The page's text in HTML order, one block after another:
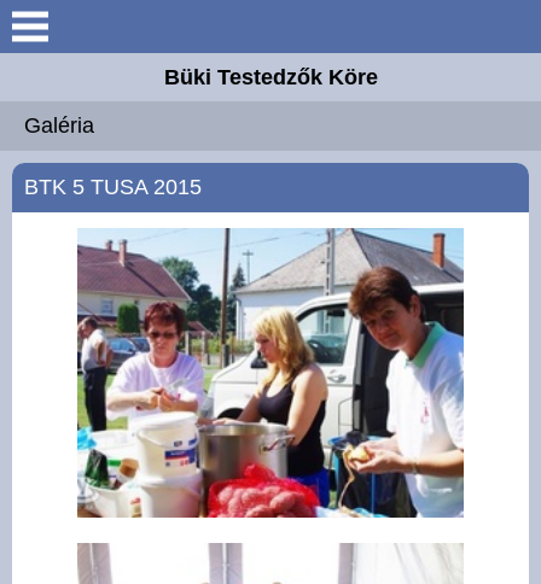
Keresés
Elérhetőségek
Szakosztályok
Támogatóink
Galéria
Elnyert pályázataink
Büki Testedzők Köre
Galéria
BTK 5 TUSA 2015